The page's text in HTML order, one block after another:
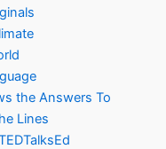
the Answers To
Lines